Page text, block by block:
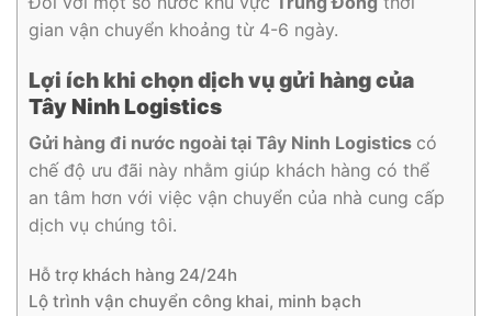
gian vận chuyển khoảng từ 4-6 ngày.
Lợi ích khi chọn dịch vụ gửi hàng của
Tây Ninh Logistics
Gửi hàng đi nước ngoài tại Tây Ninh Logistics có
chế độ ưu đãi này nhằm giúp khách hàng có thể
an tâm hơn với việc vận chuyển của nhà cung cấp
dịch vụ chúng tôi.
Hỗ trợ khách hàng 24/24h
Lộ trình vận chuyển công khai, minh bạch